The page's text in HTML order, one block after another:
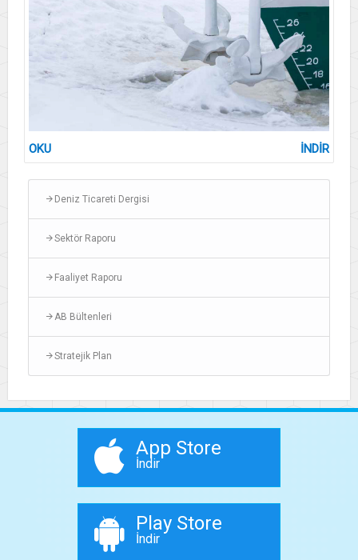
OKU İNDİR
Deniz Ticareti Dergisi
Sektör Raporu
Faaliyet Raporu
AB Bültenleri
Stratejik Plan
App Store
İndir
Play Store
İndir